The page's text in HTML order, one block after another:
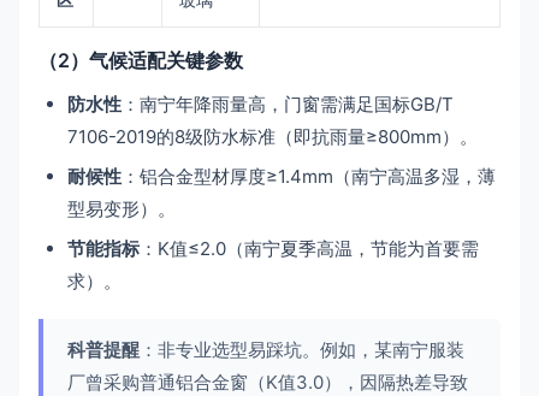
（2）气候适配关键参数
防水性 ：南宁年降雨量高，门窗需满足国标GB/T
7106-2019的8级防水标准（即抗雨量≥800mm）。
耐候性 ：铝合金型材厚度≥1.4mm（南宁高温多湿，薄
型易变形）。
节能指标 ：K值≤2.0（南宁夏季高温，节能为首要需
求）。
科普提醒 ：非专业选型易踩坑。例如，某南宁服装
厂曾采购普通铝合金窗（K值3.0），因隔热差导致